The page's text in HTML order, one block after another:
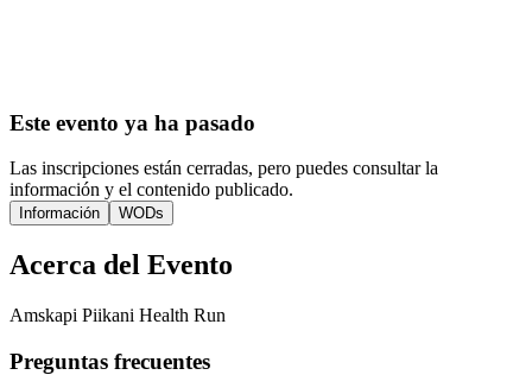
Este evento ya ha pasado
Las inscripciones están cerradas, pero puedes consultar la
información y el contenido publicado.
Información WODs
Acerca del Evento
Amskapi Piikani Health Run
Preguntas frecuentes